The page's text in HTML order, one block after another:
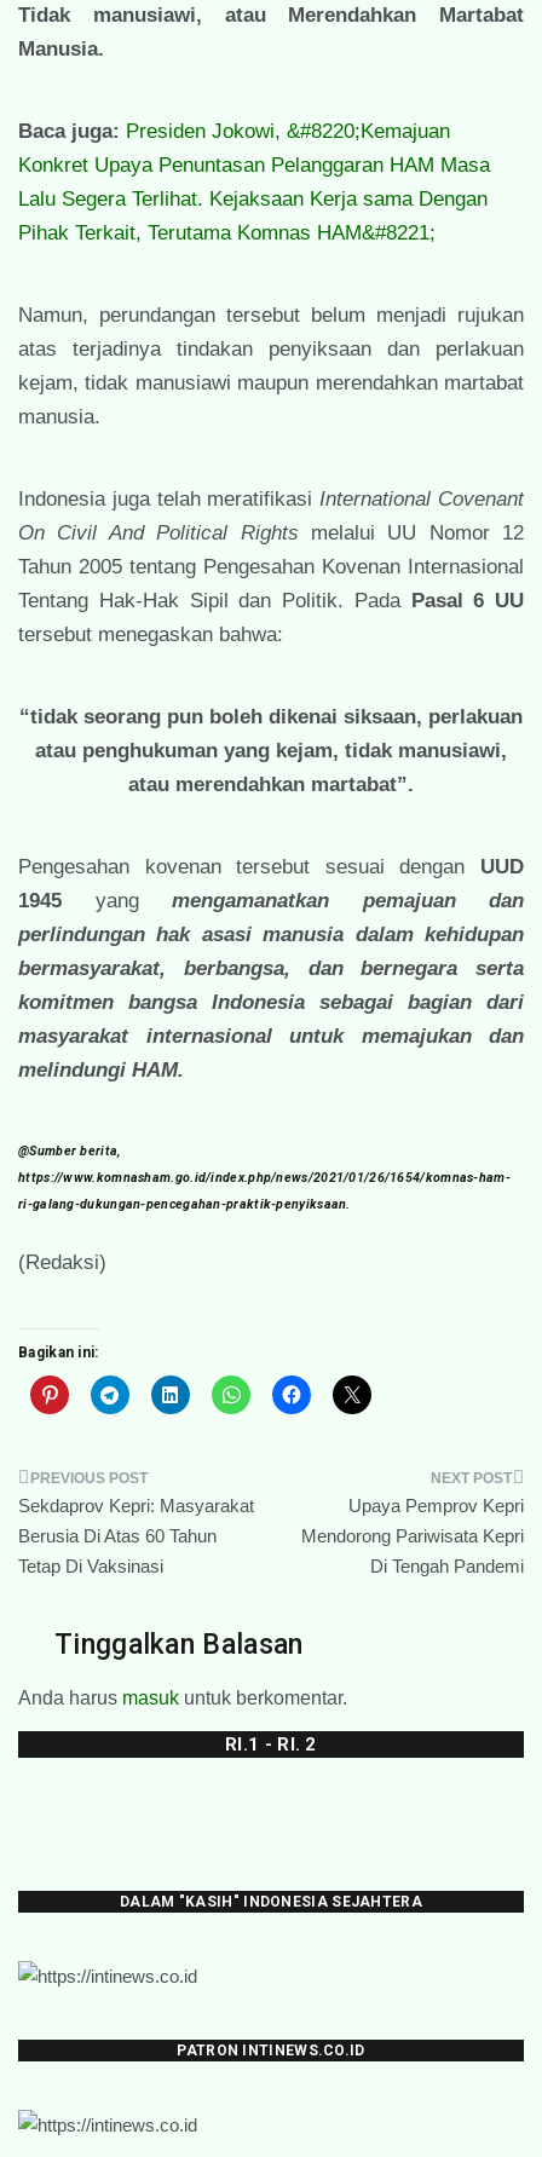
Tidak manusiawi, atau Merendahkan Martabat
Manusia.
Baca juga: Presiden Jokowi, &#8220;Kemajuan
Konkret Upaya Penuntasan Pelanggaran HAM Masa
Lalu Segera Terlihat. Kejaksaan Kerja sama Dengan
Pihak Terkait, Terutama Komnas HAM&#8221;
Namun, perundangan tersebut belum menjadi rujukan
atas terjadinya tindakan penyiksaan dan perlakuan
kejam, tidak manusiawi maupun merendahkan martabat
manusia.
Indonesia juga telah meratifikasiInternational Covenant
On Civil And Political Rights melalui UU Nomor 12
Tahun 2005 tentang Pengesahan Kovenan Internasional
Tentang Hak-Hak Sipil dan Politik. Pada Pasal 6 UU
tersebut menegaskan bahwa:
“tidak seorang pun boleh dikenai siksaan, perlakuan
atau penghukuman yang kejam, tidak manusiawi,
atau merendahkan martabat”.
Pengesahan kovenan tersebut sesuai dengan UUD
1945 yang mengamanatkan pemajuan dan
perlindungan hak asasi manusia dalam kehidupan
bermasyarakat, berbangsa, dan bernegara serta
komitmen bangsa Indonesia sebagai bagian dari
masyarakat internasional untuk memajukan dan
melindungi HAM.
@Sumber berita,
https://www.komnasham.go.id/index.php/news/2021/01/26/1654/komnas-ham-
ri-galang-dukungan-pencegahan-praktik-penyiksaan.
(Redaksi)
Bagikan ini:
Navigasi
pos
Sekdaprov Kepri: Masyarakat
Berusia Di Atas 60 Tahun
Tetap Di Vaksinasi
Upaya Pemprov Kepri
Mendorong Pariwisata Kepri
Di Tengah Pandemi
Tinggalkan Balasan
Anda harus masuk untuk berkomentar.
RI.1 - RI. 2
DALAM "KASIH" INDONESIA SEJAHTERA
PATRON INTINEWS.CO.ID